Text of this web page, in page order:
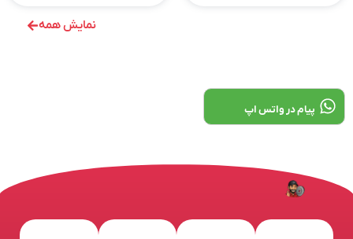
نمایش همه
پیام در واتس اپ